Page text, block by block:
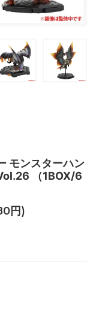
モンスターハン
（1BOX/6
円)